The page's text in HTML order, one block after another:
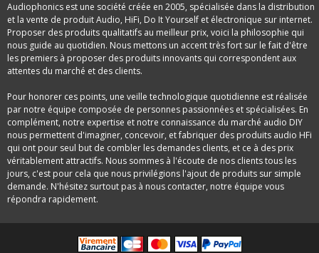
Audiophonics est une société créée en 2005, spécialisée dans la distribution
et la vente de produit Audio, HiFi, Do It Yourself et électronique sur internet.
Proposer des produits qualitatifs au meilleur prix, voici la philosophie qui
nous guide au quotidien. Nous mettons un accent très fort sur le fait d'être
les premiers à proposer des produits innovants qui correspondent aux
attentes du marché et des clients.
Pour honorer ces points, une veille technologique quotidienne est réalisée
par notre équipe composée de personnes passionnées et spécialisées. En
complément, notre expertise et notre connaissance du marché audio DIY
nous permettent d'imaginer, concevoir, et fabriquer des produits audio HFi
qui ont pour seul but de combler les demandes clients, et ce à des prix
véritablement attractifs. Nous sommes à l'écoute de nos clients tous les
jours, c'est pour cela que nous privilégions l'ajout de produits sur simple
demande. N'hésitez surtout pas à nous contacter, notre équipe vous
répondra rapidement.